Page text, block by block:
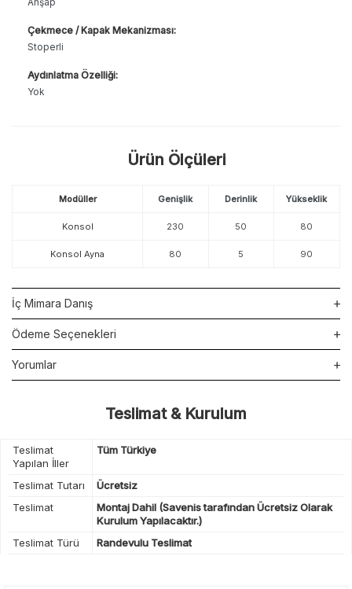
Çekmece / Kapak Mekanizması:
Stoperli
Aydınlatma Özelliği:
Yok
Ürün Ölçüleri
Modüller Genişlik Derinlik Yükseklik
Konsol 230 50 80
Konsol Ayna 80 5 90
İç Mimara Danış
Ödeme Seçenekleri
Yorumlar
Teslimat & Kurulum
Teslimat
Yapılan İller
Tüm Türkiye
Teslimat Tutarı
Ücretsiz
Teslimat
Montaj Dahil (Savenis tarafından Ücretsiz Olarak
Kurulum Yapılacaktır.)
Teslimat Türü
Randevulu Teslimat